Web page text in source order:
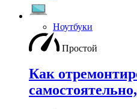
Ноутбуки
Простой
Как